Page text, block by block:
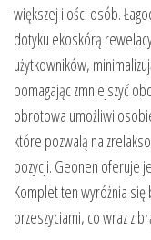
większej ilości osób.
dotyku ekoskórą
użytkowników,
pomagając zmniejszyć
obrotowa umożliwi
które pozwalą na
pozycji. Geonen oferuje
Komplet ten wyróżnia
przeszyciami, co wraz z